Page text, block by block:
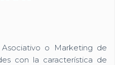
o Marketing de
con la característica de